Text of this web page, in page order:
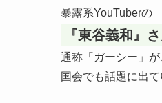
暴露系YouTuberの
『東谷義和』さ
通称「ガーシー」が
国会でも話題に出て